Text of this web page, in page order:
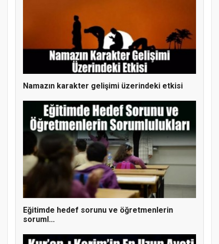
MÜFTÜ ABULSELAM ÖZDERE’YE ZİYARET
Namazın karakter gelişimi üzerindeki etkisi
Eğitimde hedef sorunu ve öğretmenlerin
soruml...